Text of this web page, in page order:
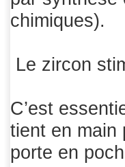
Le zircon
C’est
tient en main
porte en